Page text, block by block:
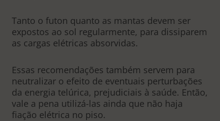
Tanto o futon quanto as mantas devem ser
expostos ao sol regularmente, para dissiparem
as cargas elétricas absorvidas.
Essas recomendações também servem para
neutralizar o efeito de eventuais perturbações
da energia telúrica, prejudiciais à saúde. Então,
vale a pena utilizá-las ainda que não haja
fiação elétrica no piso.